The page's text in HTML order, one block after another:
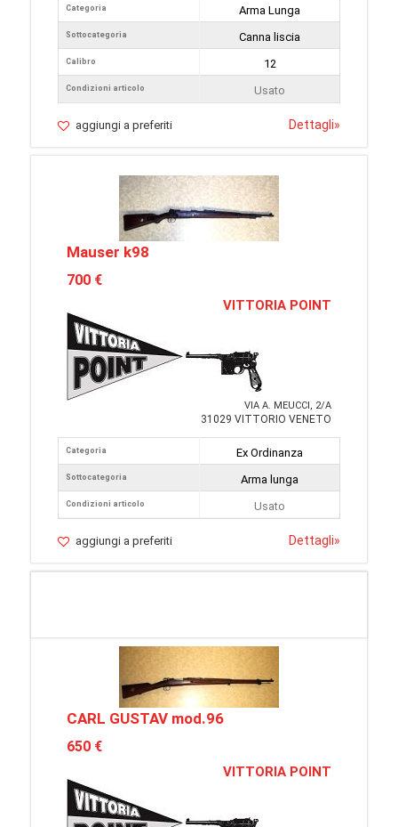
Categoria
Sottocategoria
Calibro
Condizioni articolo
Arma Lunga
Canna liscia
12
Usato
aggiungi a preferiti Dettagli»
Mauser k98
700 €
VITTORIA POINT
VIA A. MEUCCI, 2/A
31029 VITTORIO VENETO
Categoria
Sottocategoria
Condizioni articolo
Ex Ordinanza
Arma lunga
Usato
aggiungi a preferiti Dettagli»
CARL GUSTAV mod.96
650 €
VITTORIA POINT